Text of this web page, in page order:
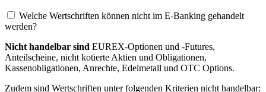
Welche Wertschriften können nicht im E-Banking gehandelt
werden?
Nicht handelbar sind EUREX-Optionen und -Futures,
Anteilscheine, nicht kotierte Aktien und Obligationen,
Kassenobligationen, Anrechte, Edelmetall und OTC Options.
Zudem sind Wertschriften unter folgenden Kriterien nicht handelbar: